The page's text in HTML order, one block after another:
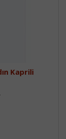
Kaprili